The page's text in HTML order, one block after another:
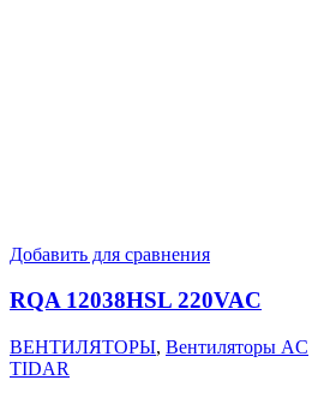
Добавить для сравнения
RQA 12038HSL 220VAC
ВЕНТИЛЯТОРЫ, Вентиляторы AC
TIDAR